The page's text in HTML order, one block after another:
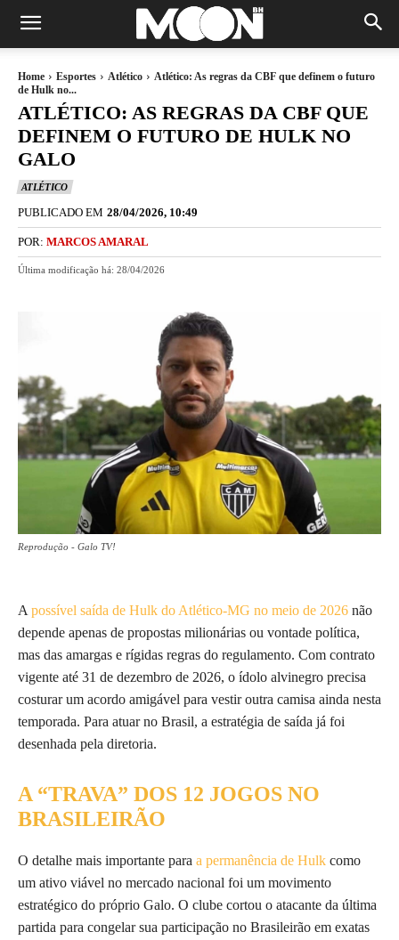
Home Esportes Atlético
Atlético: As regras da CBF que definem o futuro
de Hulk no...
ATLÉTICO: AS REGRAS DA CBF QUE
DEFINEM O FUTURO DE HULK NO
GALO
ATLÉTICO
PUBLICADO EM 28/04/2026, 10:49
POR: MARCOS AMARAL
Última modificação há: 28/04/2026
Reprodução - Galo TV!
A possível saída de Hulk do Atlético-MG no meio de 2026 não
depende apenas de propostas milionárias ou vontade política,
mas das amargas e rígidas regras do regulamento. Com contrato
vigente até 31 de dezembro de 2026, o ídolo alvinegro precisa
costurar um acordo amigável para vestir outra camisa ainda nesta
temporada. Para atuar no Brasil, a estratégia de saída já foi
desenhada pela diretoria.
A “TRAVA” DOS 12 JOGOS NO
BRASILEIRÃO
O detalhe mais importante para a permanência de Hulk como
um ativo viável no mercado nacional foi um movimento
estratégico do próprio Galo. O clube cortou o atacante da última
partida para congelar sua participação no Brasileirão em exatas